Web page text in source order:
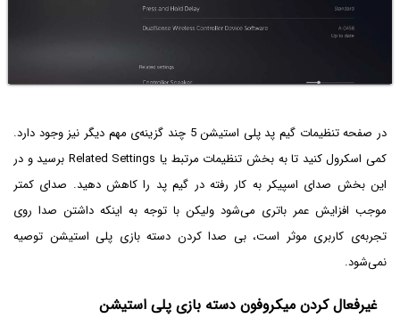
در صفحه تنظیمات گیم پد پلی استیشن 5 چند گزینه‌ی مهم دیگر نیز وجود دارد.
کمی اسکرول کنید تا به بخش تنظیمات مرتبط یا Related Settings برسید و در
این بخش صدای اسپیکر به کار رفته در گیم پد را کاهش دهید. صدای کمتر
موجب افزایش عمر باتری می‌شود ولیکن با توجه به اینکه داشتن صدا روی
تجربه‌ی کاربری موثر است، بی صدا کردن دسته بازی پلی استیشن توصیه
نمی‌شود.
غیرفعال کردن میکروفون دسته بازی پلی استیشن